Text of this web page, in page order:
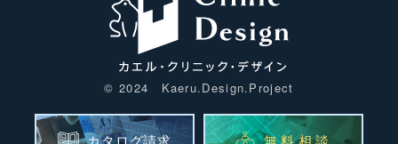
物件リクエスト
カタログ請求 無料相談
© 2024 Kaeru.Design.Project